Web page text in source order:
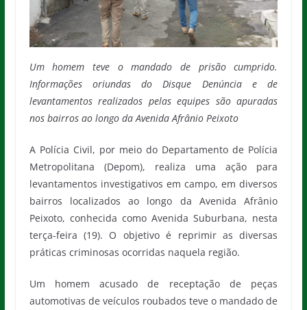
Um homem teve o mandado de prisão cumprido.
Informações oriundas do Disque Denúncia e de
levantamentos realizados pelas equipes são apuradas
nos bairros ao longo da Avenida Afrânio Peixoto
A Polícia Civil, por meio do Departamento de Polícia
Metropolitana (Depom), realiza uma ação para
levantamentos investigativos em campo, em diversos
bairros localizados ao longo da Avenida Afrânio
Peixoto, conhecida como Avenida Suburbana, nesta
terça-feira (19). O objetivo é reprimir as diversas
práticas criminosas ocorridas naquela região.
Um homem acusado de receptação de peças
automotivas de veículos roubados teve o mandado de